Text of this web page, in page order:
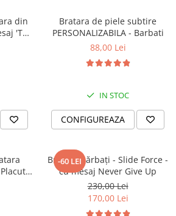
îți amintească de forța și iubirea din
tu sau o oferi cadou.
din
'Te
Bratara de piele subtire
PERSONALIZABILA - Barbati
88,00 Lei
IN STOC
CONFIGUREAZA
-60 LEI
Brățară bărbați - Slide Force -
cu mesaj Never Give Up
230,00 Lei
170,00 Lei